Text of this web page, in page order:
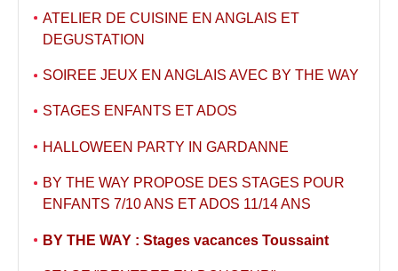
ATELIER DE CUISINE EN ANGLAIS ET
DEGUSTATION
SOIREE JEUX EN ANGLAIS AVEC BY THE WAY
STAGES ENFANTS ET ADOS
HALLOWEEN PARTY IN GARDANNE
BY THE WAY PROPOSE DES STAGES POUR
ENFANTS 7/10 ANS ET ADOS 11/14 ANS
BY THE WAY : Stages vacances Toussaint